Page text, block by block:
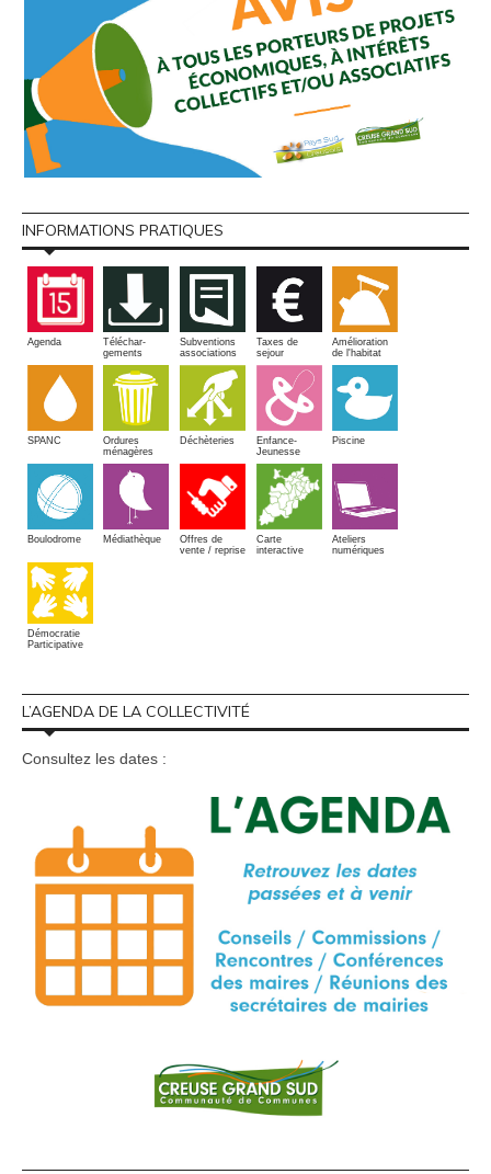
INFORMATIONS PRATIQUES
Agenda
Téléchar-
gements
Subventions
associations
Taxes de
sejour
Amélioration
de l'habitat
SPANC
Ordures
ménagères
Déchèteries
Enfance-
Jeunesse
Piscine
Boulodrome Médiathèque
Offres de
vente / reprise
Carte
interactive
Ateliers
numériques
Démocratie
Participative
L’AGENDA DE LA COLLECTIVITÉ
Consultez les dates :